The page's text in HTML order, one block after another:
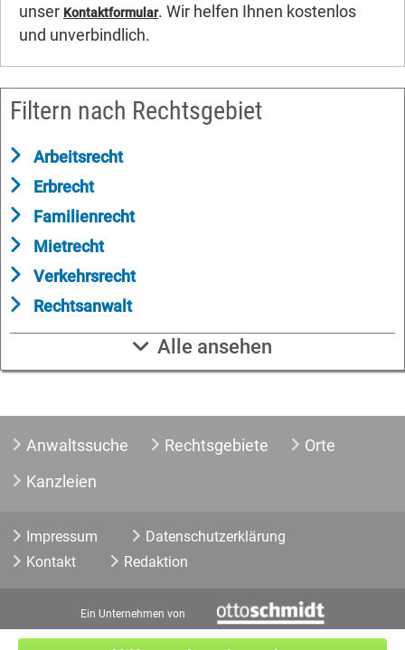
unser Kontaktformular. Wir helfen Ihnen kostenlos
und unverbindlich.
Filtern nach Rechtsgebiet
Arbeitsrecht
Erbrecht
Familienrecht
Mietrecht
Verkehrsrecht
Rechtsanwalt
Alle ansehen
Anwaltssuche Rechtsgebiete
Orte
Kanzleien
Impressum
Datenschutzerklärung
Kontakt
Redaktion
Ein Unternehmen von